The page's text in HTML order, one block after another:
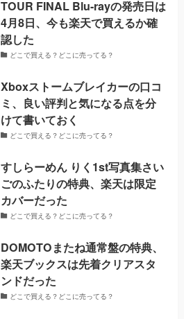
TOUR FINAL Blu-rayの発売日は
4月8日、今も楽天で買えるか確
認した
どこで買える？どこに売ってる？
Xboxストームブレイカーの口コ
ミ、良い評判と気になる点を分
けて書いておく
どこで買える？どこに売ってる？
すしらーめん りく1st写真集さい
ごのふたりの特典、楽天は限定
カバーだった
どこで買える？どこに売ってる？
DOMOTOまたね通常盤の特典、
楽天ブックスは先着クリアスタ
ンドだった
どこで買える？どこに売ってる？